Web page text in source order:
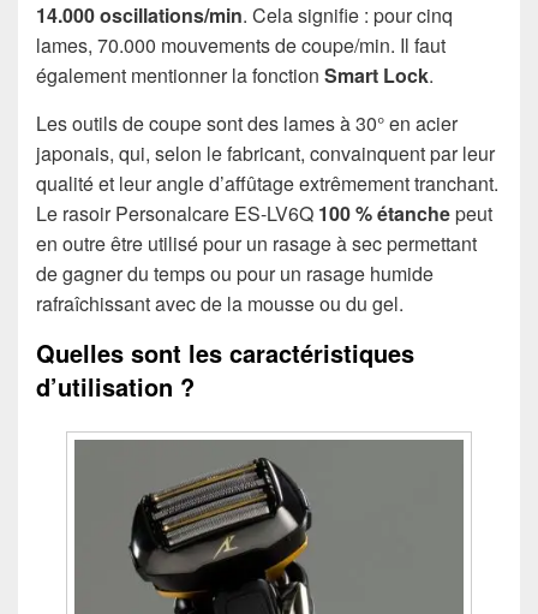
14.000 oscillations/min. Cela signifie : pour cinq
lames, 70.000 mouvements de coupe/min. Il faut
également mentionner la fonction Smart Lock.
Les outils de coupe sont des lames à 30° en acier
japonais, qui, selon le fabricant, convainquent par leur
qualité et leur angle d’affûtage extrêmement tranchant.
Le rasoir Personalcare ES-LV6Q 100 % étanchepeut
en outre être utilisé pour un rasage à sec permettant
de gagner du temps ou pour un rasage humide
rafraîchissant avec de la mousse ou du gel.
Quelles sont les caractéristiques
d’utilisation ?